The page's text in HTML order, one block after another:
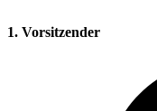
1. Vorsitzender